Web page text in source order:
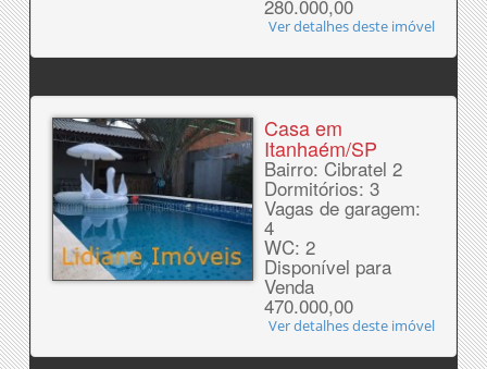
280.000,00
Ver detalhes deste imóvel
Casa em
Itanhaém/SP
Bairro: Cibratel 2
Dormitórios: 3
Vagas de garagem:
4
WC: 2
Disponível para
Venda
470.000,00
Ver detalhes deste imóvel